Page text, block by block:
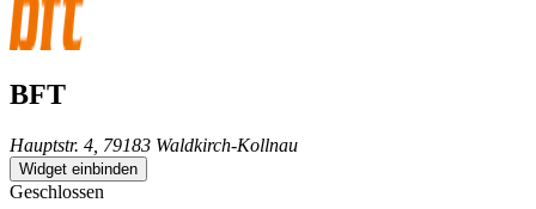
BFT
Hauptstr. 4, 79183 Waldkirch-Kollnau
Widget einbinden
Geschlossen